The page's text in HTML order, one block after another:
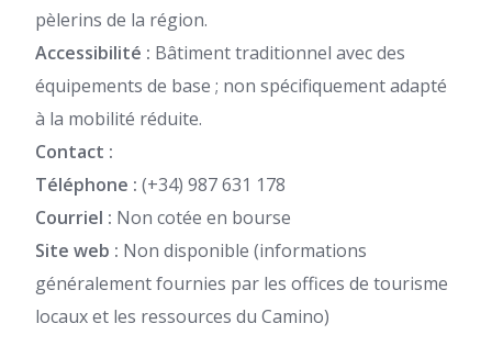
pèlerins de la région.
Accessibilité : Bâtiment traditionnel avec des
équipements de base ; non spécifiquement adapté
à la mobilité réduite.
Contact :
Téléphone : (+34) 987 631 178
Courriel : Non cotée en bourse
Site web : Non disponible (informations
généralement fournies par les offices de tourisme
locaux et les ressources du Camino)